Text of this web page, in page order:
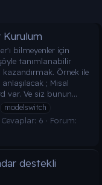
bilmeyenler için
tanımlanabilir
Örnek ile
; Misal
var. Ve siz bunun...
modelswitch
Cevaplar: 6
Forum:
destekli